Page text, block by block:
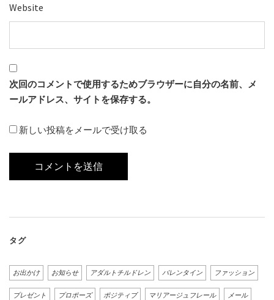
Website
次回のコメントで使用するためブラウザーに自分の名前、メ
ールアドレス、サイトを保存する。
新しい投稿をメールで受け取る
タグ
お出かけ お知らせ アダルトチルドレン バレンタイン ファッション
プレゼント プロポーズ ポジティブ マリアージュフレール メール